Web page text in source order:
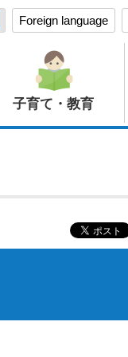
Foreign language
子育て・教育